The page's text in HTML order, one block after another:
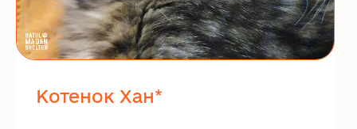
Котенок Хан*